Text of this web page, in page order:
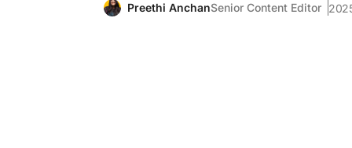
Preethi AnchanSenior Content Editor